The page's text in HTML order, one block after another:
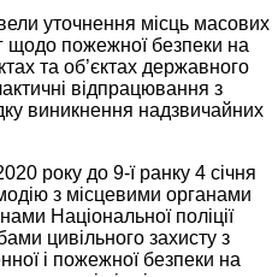
уточнення місць масових
щодо пожежної безпеки на
та об’єктах державного
відпрацювання з
виникнення надзвичайних
року до 9-ї ранку 4 січня
з місцевими органами
Національної поліції
цивільного захисту з
і пожежної безпеки на